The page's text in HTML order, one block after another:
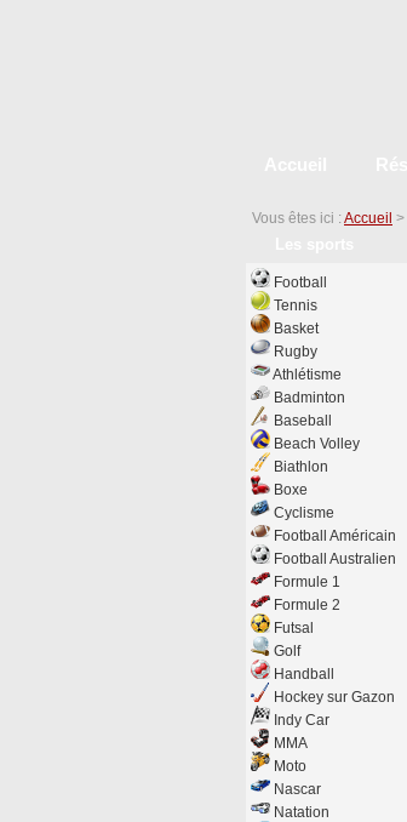
Vous êtes ici : Accueil >
Football
Tennis
Basket
Rugby
Athlétisme
Badminton
Baseball
Beach Volley
Biathlon
Boxe
Cyclisme
Football Américain
Football Australien
Formule 1
Formule 2
Futsal
Golf
Handball
Hockey sur Gazon
Indy Car
MMA
Moto
Nascar
Natation